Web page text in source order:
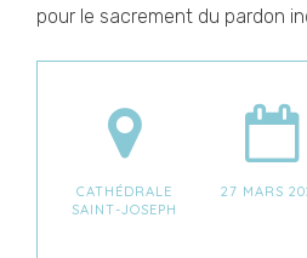
pour le sacrement du pardon
CATHÉDRALE
SAINT-JOSEPH
27 MARS